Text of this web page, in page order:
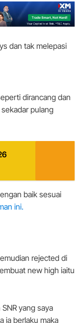
dan tak melepasi
dirancang dan
pulang
baik sesuai
ini.
rejected di
new high iaitu
yang saya
ia berlaku maka